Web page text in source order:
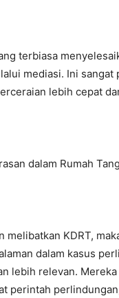
terbiasa
mediasi. Ini sangat
lebih cepat
dalam Rumah
melibatkan KDRT,
dalam kasus
lebih relevan.
perintah